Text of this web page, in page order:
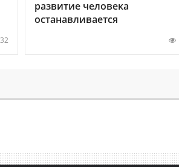
развитие человека
останавливается